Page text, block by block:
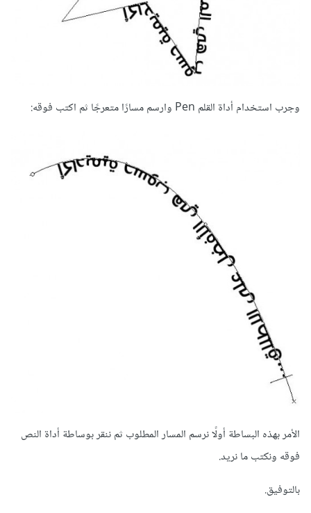
وجرب استخدام أداة القلم Pen وارسم مسارًا متعرجًا ثم اكتب فوقه:
الأمر بهذه البساطة أولًا نرسم المسار المطلوب ثم ننقر بوساطة أداة النص
فوقه ونكتب ما نريد.
بالتوفيق.